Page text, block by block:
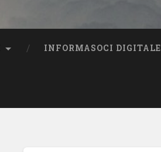
INFORMASOCI DIGITALE